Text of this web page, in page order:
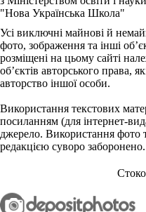
"Нова Українська Школа"
Усі виключні майнові й
фото, зображення та інші
розміщені на цьому сайті
об’єктів авторського права,
авторство іншої особи.
Використання текстових
посиланням (для інтернет-
джерело. Використання фото
редакцією суворо заборонено.